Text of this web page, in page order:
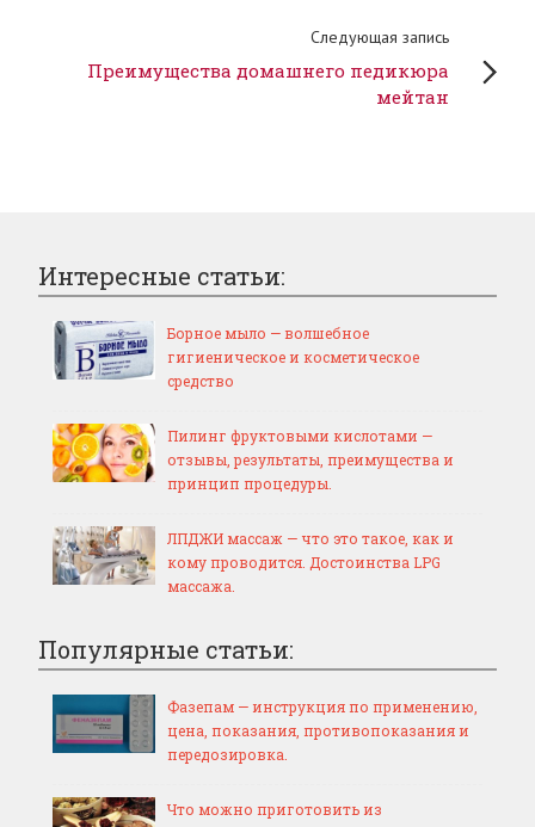
Следующая запись
Преимущества домашнего педикюра
мейтан
Интересные статьи:
Борное мыло — волшебное
гигиеническое и косметическое
средство
Пилинг фруктовыми кислотами —
отзывы, результаты, преимущества и
принцип процедуры.
ЛПДЖИ массаж — что это такое, как и
кому проводится. Достоинства LPG
массажа.
Популярные статьи:
Фазепам — инструкция по применению,
цена, показания, противопоказания и
передозировка.
Что можно приготовить из